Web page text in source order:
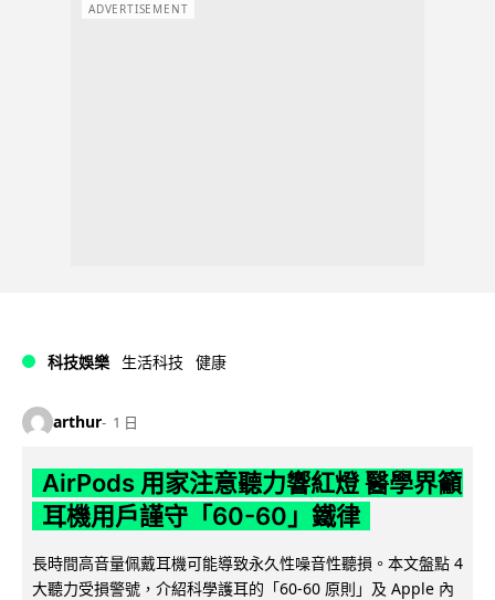
ADVERTISEMENT
科技娛樂 生活科技 健康
arthur 1 日
AirPods 用家注意聽力響紅燈 醫學界籲
耳機用戶謹守「60-60」鐵律
長時間高音量佩戴耳機可能導致永久性噪音性聽損。本文盤點 4
大聽力受損警號，介紹科學護耳的「60-60 原則」及 Apple 內